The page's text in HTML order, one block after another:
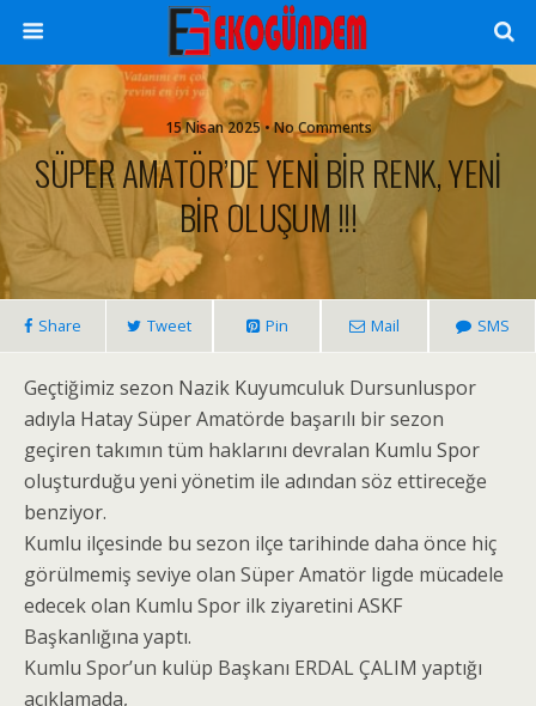
15 Nisan 2025 • No Comments
SÜPER AMATÖR’DE YENİ BİR RENK, YENİ
BİR OLUŞUM !!!
Share Tweet Pin Mail SMS
Geçtiğimiz sezon Nazik Kuyumculuk Dursunluspor
adıyla Hatay Süper Amatörde başarılı bir sezon
geçiren takımın tüm haklarını devralan Kumlu Spor
oluşturduğu yeni yönetim ile adından söz ettireceğe
benziyor.
Kumlu ilçesinde bu sezon ilçe tarihinde daha önce hiç
görülmemiş seviye olan Süper Amatör ligde mücadele
edecek olan Kumlu Spor ilk ziyaretini ASKF
Başkanlığına yaptı.
Kumlu Spor’un kulüp Başkanı ERDAL ÇALIM yaptığı
açıklamada,